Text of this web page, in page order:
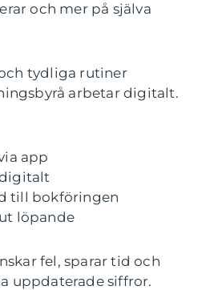
och mer på själva
tydliga rutiner
arbetar digitalt.
app
till bokföringen
löpande
fel, sparar tid och
uppdaterade siffror.